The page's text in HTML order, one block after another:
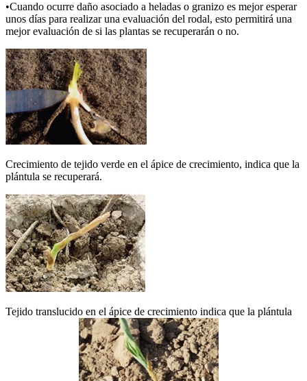
•Cuando ocurre daño asociado a heladas o granizo es mejor esperar
unos días para realizar una evaluación del rodal, esto permitirá una
mejor evaluación de si las plantas se recuperarán o no.
Crecimiento de tejido verde en el ápice de crecimiento, indica que la
plántula se recuperará.
Tejido translucido en el ápice de crecimiento indica que la plántula